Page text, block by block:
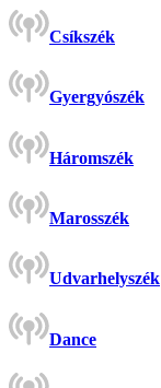
Csíkszék
Gyergyószék
Háromszék
Marosszék
Udvarhelyszék
Dance